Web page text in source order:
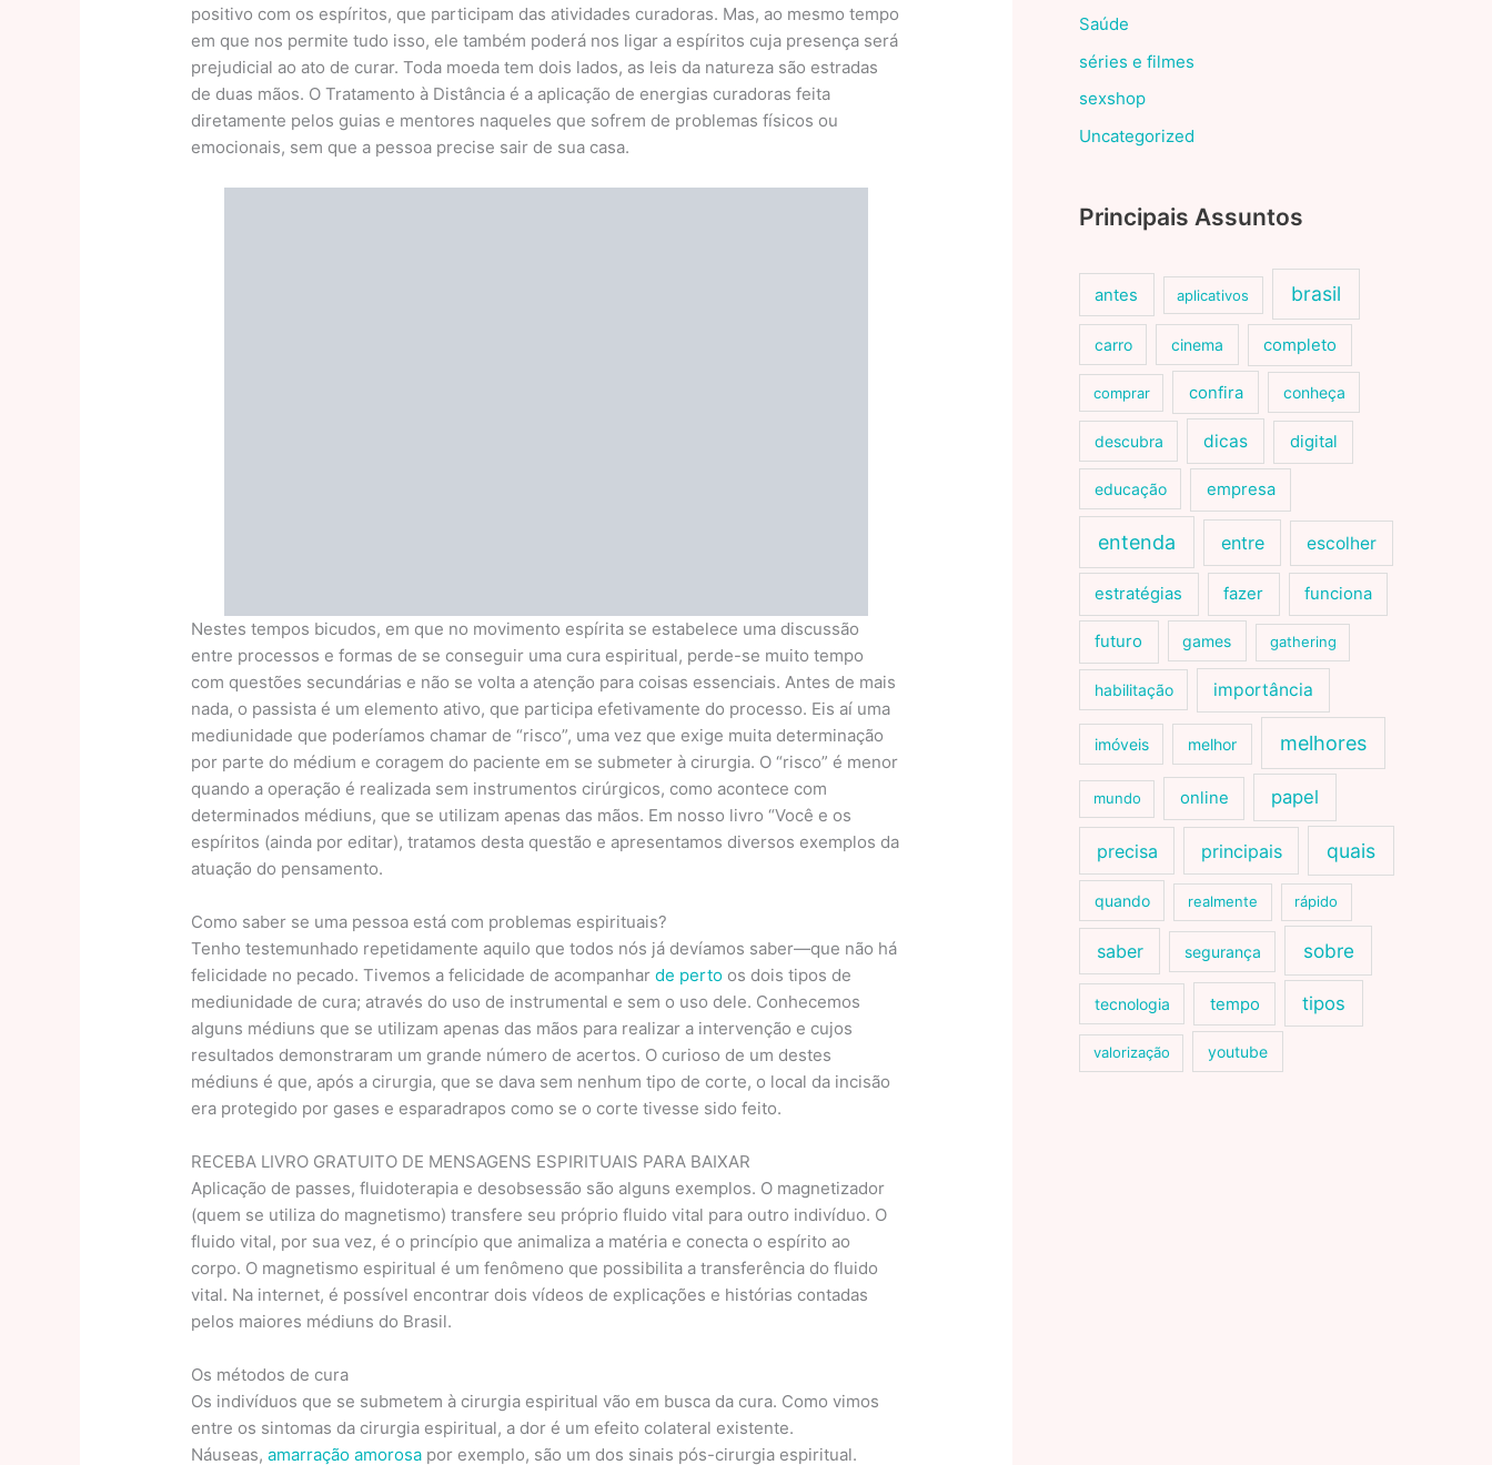
positivo com os espíritos, que participam das atividades curadoras. Mas, ao mesmo tempo
em que nos permite tudo isso, ele também poderá nos ligar a espíritos cuja presença será
prejudicial ao ato de curar. Toda moeda tem dois lados, as leis da natureza são estradas
de duas mãos. O Tratamento à Distância é a aplicação de energias curadoras feita
diretamente pelos guias e mentores naqueles que sofrem de problemas físicos ou
emocionais, sem que a pessoa precise sair de sua casa.
Nestes tempos bicudos, em que no movimento espírita se estabelece uma discussão
entre processos e formas de se conseguir uma cura espiritual, perde-se muito tempo
com questões secundárias e não se volta a atenção para coisas essenciais. Antes de mais
nada, o passista é um elemento ativo, que participa efetivamente do processo. Eis aí uma
mediunidade que poderíamos chamar de “risco”, uma vez que exige muita determinação
por parte do médium e coragem do paciente em se submeter à cirurgia. O “risco” é menor
quando a operação é realizada sem instrumentos cirúrgicos, como acontece com
determinados médiuns, que se utilizam apenas das mãos. Em nosso livro “Você e os
espíritos (ainda por editar), tratamos desta questão e apresentamos diversos exemplos da
atuação do pensamento.
Como saber se uma pessoa está com problemas espirituais?
Tenho testemunhado repetidamente aquilo que todos nós já devíamos saber—que não há
felicidade no pecado. Tivemos a felicidade de acompanharde perto os dois tipos de
mediunidade de cura; através do uso de instrumental e sem o uso dele. Conhecemos
alguns médiuns que se utilizam apenas das mãos para realizar a intervenção e cujos
resultados demonstraram um grande número de acertos. O curioso de um destes
médiuns é que, após a cirurgia, que se dava sem nenhum tipo de corte, o local da incisão
era protegido por gases e esparadrapos como se o corte tivesse sido feito.
RECEBA LIVRO GRATUITO DE MENSAGENS ESPIRITUAIS PARA BAIXAR
Aplicação de passes, fluidoterapia e desobsessão são alguns exemplos. O magnetizador
(quem se utiliza do magnetismo) transfere seu próprio fluido vital para outro indivíduo. O
fluido vital, por sua vez, é o princípio que animaliza a matéria e conecta o espírito ao
corpo. O magnetismo espiritual é um fenômeno que possibilita a transferência do fluido
vital. Na internet, é possível encontrar dois vídeos de explicações e histórias contadas
pelos maiores médiuns do Brasil.
Os métodos de cura
Os indivíduos que se submetem à cirurgia espiritual vão em busca da cura. Como vimos
entre os sintomas da cirurgia espiritual, a dor é um efeito colateral existente.
Náuseas,amarração amorosa por exemplo, são um dos sinais pós-cirurgia espiritual.
Saúde
séries e filmes
sexshop
Uncategorized
Principais Assuntos
antes aplicativos brasil
carro cinema completo
comprar confira conheça
descubra dicas digital
educação empresa
entenda entre escolher
estratégias fazer funciona
futuro games gathering
habilitação importância
imóveis melhor melhores
mundo online papel
precisa principais quais
quando realmente rápido
saber segurança sobre
tecnologia tempo tipos
valorização youtube